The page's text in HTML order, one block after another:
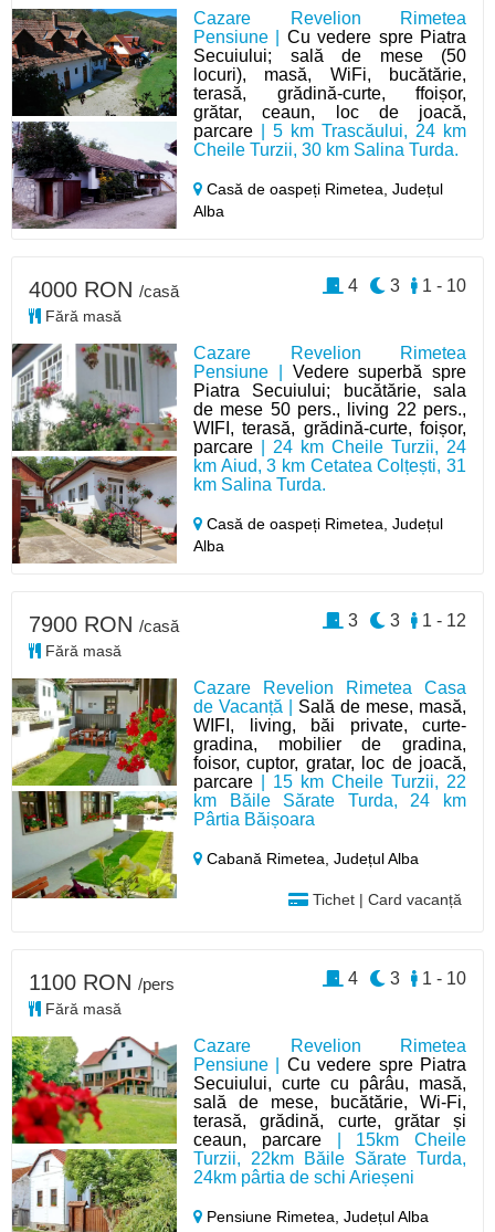
Cazare Revelion Rimetea
Pensiune | Cu vedere spre Piatra
Secuiului; sală de mese (50
locuri), masă, WiFi, bucătărie,
terasă, grădină-curte, ffoișor,
grătar, ceaun, loc de joacă,
parcare | 5 km Trascăului, 24 km
Cheile Turzii, 30 km Salina Turda.
Casă de oaspeți Rimetea,Județul
Alba
Cazare Revelion Rimetea
Pensiune | Vedere superbă spre
Piatra Secuiului; bucătărie, sala
de mese 50 pers., living 22 pers.,
WIFI, terasă, grădină-curte, foișor,
parcare | 24 km Cheile Turzii, 24
km Aiud, 3 km Cetatea Colțești, 31
km Salina Turda.
Casă de oaspeți Rimetea,Județul
Alba
4000 RON /casă
Fără masă
1 - 10
3
4
Cazare Revelion Rimetea Casa
de Vacanță | Sală de mese, masă,
WIFI, living, băi private, curte-
gradina, mobilier de gradina,
foisor, cuptor, gratar, loc de joacă,
parcare | 15 km Cheile Turzii, 22
km Băile Sărate Turda, 24 km
Pârtia Băișoara
Cabană Rimetea,Județul Alba
Tichet | Card vacanță
7900 RON /casă
Fără masă
1 - 12
3
3
Cazare Revelion Rimetea
Pensiune | Cu vedere spre Piatra
Secuiului, curte cu pârâu, masă,
sală de mese, bucătărie, Wi-Fi,
terasă, grădină, curte, grătar și
ceaun, parcare| 15km Cheile
Turzii, 22km Băile Sărate Turda,
24km pârtia de schi Arieșeni
Pensiune Rimetea,Județul Alba
1100 RON /pers
Fără masă
1 - 10
3
4